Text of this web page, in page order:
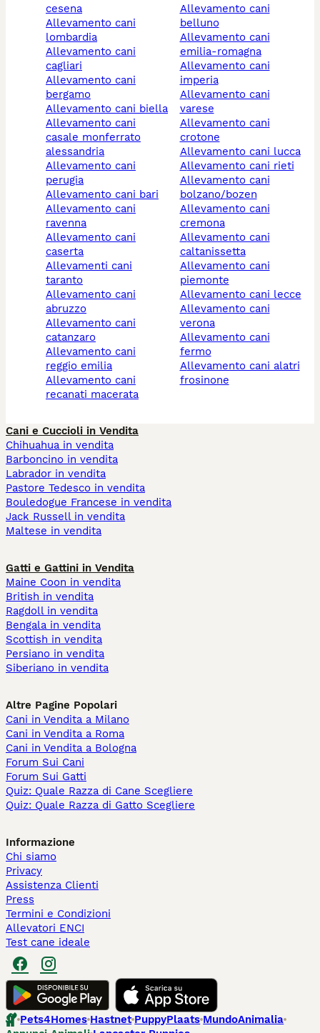
cesena
allevamento cani
lombardia
allevamento cani
cagliari
allevamento cani
bergamo
allevamento cani biella
allevamento cani
casale monferrato
alessandria
allevamento cani
perugia
allevamento cani bari
allevamento cani
ravenna
allevamento cani
caserta
allevamenti cani
taranto
allevamento cani
abruzzo
allevamento cani
catanzaro
allevamento cani
reggio emilia
allevamento cani
recanati macerata
allevamento cani
belluno
allevamento cani
emilia-romagna
allevamento cani
imperia
allevamento cani
varese
allevamento cani
crotone
allevamento cani lucca
allevamento cani rieti
allevamento cani
bolzano/bozen
allevamento cani
cremona
allevamento cani
caltanissetta
allevamento cani
piemonte
allevamento cani lecce
allevamento cani
verona
allevamento cani
fermo
allevamento cani alatri
frosinone
Cani e Cuccioli in Vendita
Chihuahua in vendita
Barboncino in vendita
Labrador in vendita
Pastore Tedesco in vendita
Bouledogue Francese in vendita
Jack Russell in vendita
Maltese in vendita
Gatti e Gattini in Vendita
Maine Coon in vendita
British in vendita
Ragdoll in vendita
Bengala in vendita
Scottish in vendita
Persiano in vendita
Siberiano in vendita
Altre Pagine Popolari
Cani in Vendita a Milano
Cani in Vendita a Roma
Cani in Vendita a Bologna
Forum Sui Cani
Forum Sui Gatti
Quiz: Quale Razza di Cane Scegliere
Quiz: Quale Razza di Gatto Scegliere
Informazione
Chi siamo
Privacy
Assistenza Clienti
Press
Termini e Condizioni
Allevatori ENCI
Test cane ideale
Pets4Homes Hastnet PuppyPlaats MundoAnimalia